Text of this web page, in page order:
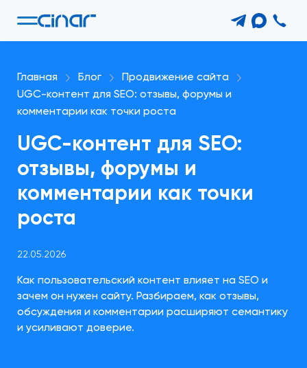
Главная Блог
Продвижение сайта
UGC-контент для SEO: отзывы, форумы и
комментарии как точки роста
UGC-контент для SEO:
отзывы, форумы и
комментарии как точки
роста
22.05.2026
Как пользовательский контент влияет на SEO и
зачем он нужен сайту. Разбираем, как отзывы,
обсуждения и комментарии расширяют семантику
и усиливают доверие.